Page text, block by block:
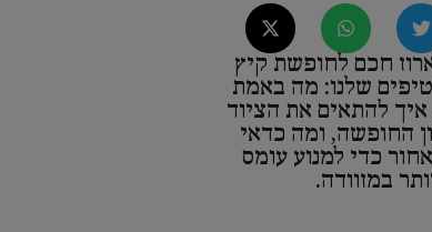
חכם לחופשת קיץ
שלנו: מה באמת
להתאים את הציוד
החופשה, ומה כדאי
כדי למנוע עומס
במזוודה.